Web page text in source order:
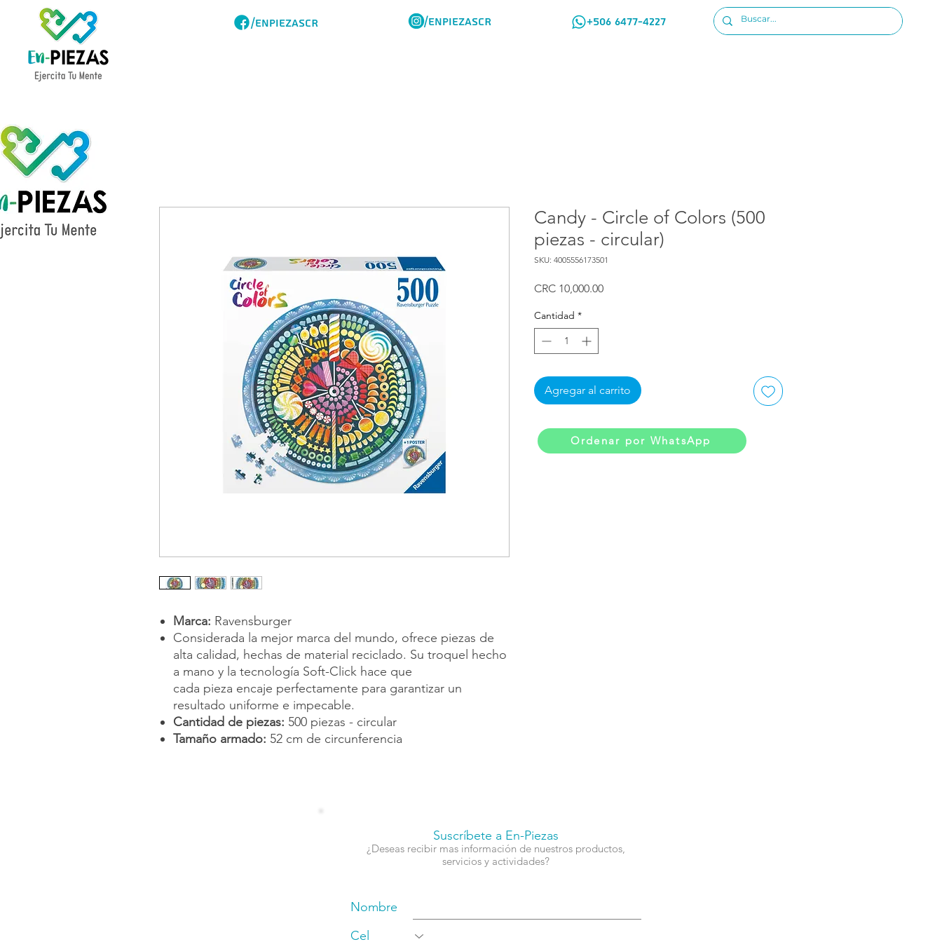
/ENPIEZASCR /ENPIEZASCR +506 6477-4227
Marca: Ravensburger
Considerada la mejor marca del mundo, ofrece piezas de
alta calidad, hechas de material reciclado. Su troquel hecho
a mano y la tecnología Soft-Click hace que
cada pieza encaje perfectamente para garantizar un
resultado uniforme e impecable.
Cantidad de piezas: 500 piezas - circular
Tamaño armado: 52 cm de circunferencia
Candy - Circle of Colors (500
piezas - circular)
SKU: 4005556173501
CRC 10,000.00Precio
Cantidad *
Agregar al carrito
Ordenar por WhatsApp
Suscríbete a En-Piezas
¿Deseas recibir mas información de nuestros productos,
servicios y actividades?
Nombre
Cel